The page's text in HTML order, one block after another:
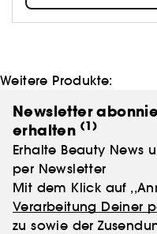
Weitere Produkte:
Newsletter
erhalten (1)
Erhalte Beauty News
per Newsletter
Mit dem Klick auf
Verarbeitung Deiner
zu sowie der